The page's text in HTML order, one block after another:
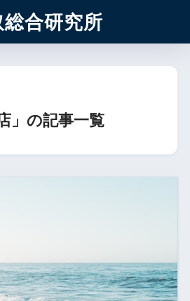
総合研究所
」の記事一覧